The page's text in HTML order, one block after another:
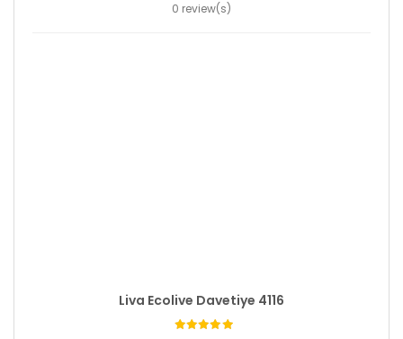
0 review(s)
Liva Ecolive Davetiye 4116